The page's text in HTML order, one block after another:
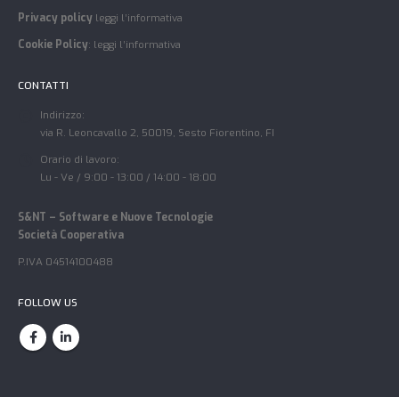
Privacy policy leggi l’informativa
Cookie Policy: leggi l’informativa
CONTATTI
Indirizzo:
via R. Leoncavallo 2, 50019, Sesto Fiorentino, FI
Orario di lavoro:
Lu - Ve / 9:00 - 13:00 / 14:00 - 18:00
S&NT – Software e Nuove Tecnologie
Società Cooperativa
P.IVA 04514100488
FOLLOW US